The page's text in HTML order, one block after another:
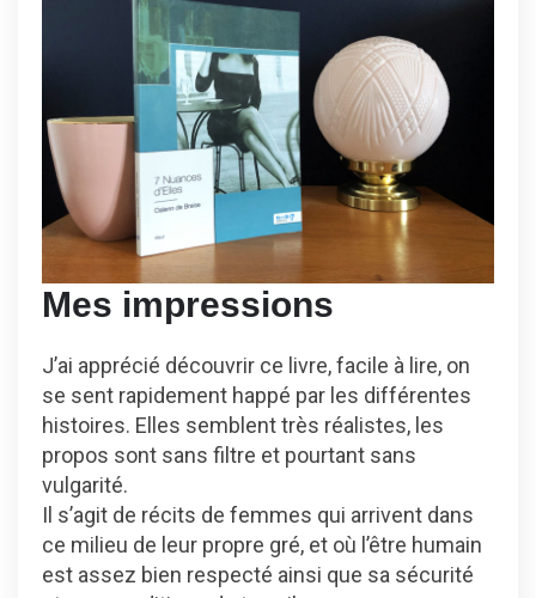
Mes impressions
J’ai apprécié découvrir ce livre, facile à lire, on
se sent rapidement happé par les différentes
histoires. Elles semblent très réalistes, les
propos sont sans filtre et pourtant sans
vulgarité.
Il s’agit de récits de femmes qui arrivent dans
ce milieu de leur propre gré, et où l’être humain
est assez bien respecté ainsi que sa sécurité